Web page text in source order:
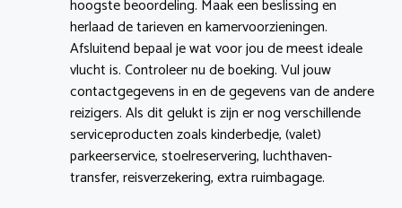
hoogste beoordeling. Maak een beslissing en
herlaad de tarieven en kamervoorzieningen.
Afsluitend bepaal je wat voor jou de meest ideale
vlucht is. Controleer nu de boeking. Vul jouw
contactgegevens in en de gegevens van de andere
reizigers. Als dit gelukt is zijn er nog verschillende
serviceproducten zoals kinderbedje, (valet)
parkeerservice, stoelreservering, luchthaven-
transfer, reisverzekering, extra ruimbagage.